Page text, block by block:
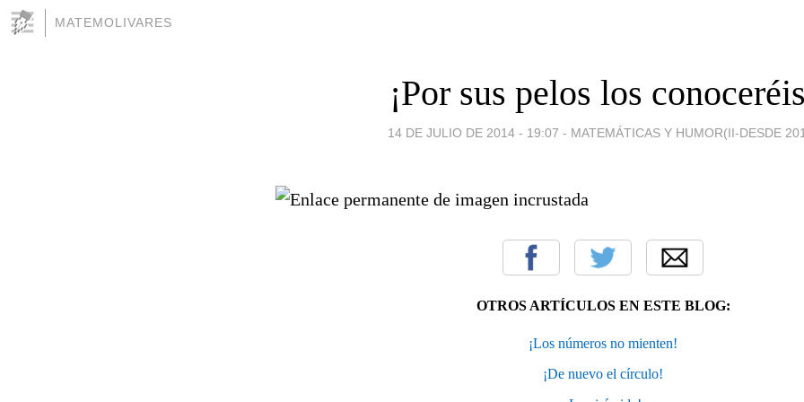
MATEMOLIVARES
¡Por sus pelos los
14 DE JULIO DE 2014 - 19:07 - MATEMÁTICAS Y HUMOR(II-DESDE
OTROS ARTÍCULOS EN ESTE BLOG:
¡Los números no mienten!
¡De nuevo el círculo!